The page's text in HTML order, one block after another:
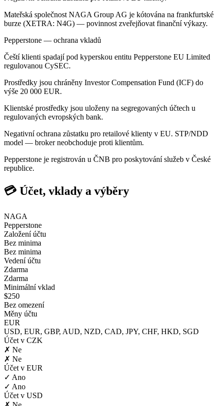
Mateřská společnost NAGA Group AG je kótována na frankfurtské
burze (XETRA: N4G) — povinnost zveřejňovat finanční výkazy.
Pepperstone — ochrana vkladů
Čeští klienti spadají pod kyperskou entitu Pepperstone EU Limited
regulovanou CySEC.
Prostředky jsou chráněny Investor Compensation Fund (ICF) do
výše 20 000 EUR.
Klientské prostředky jsou uloženy na segregovaných účtech u
regulovaných evropských bank.
Negativní ochrana zůstatku pro retailové klienty v EU. STP/NDD
model — broker neobchoduje proti klientům.
Pepperstone je registrován u ČNB pro poskytování služeb v České
republice.
💳 Účet, vklady a výběry
NAGA
Pepperstone
Založení účtu
Bez minima
Bez minima
Vedení účtu
Zdarma
Zdarma
Minimální vklad
$250
Bez omezení
Měny účtu
EUR
USD, EUR, GBP, AUD, NZD, CAD, JPY, CHF, HKD, SGD
Účet v CZK
✗ Ne
✗ Ne
Účet v EUR
✓ Ano
✓ Ano
Účet v USD